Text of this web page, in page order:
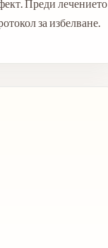
Преди лечението
за избелване.